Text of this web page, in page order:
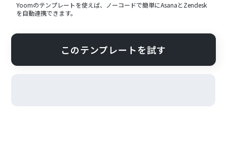
Yoomのテンプレートを使えば、ノーコードで簡単にAsanaとZendesk
を自動連携できます。
このテンプレートを試す